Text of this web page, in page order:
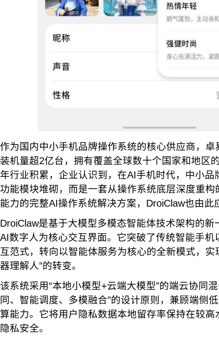
作为国内中小手机品牌操作系统的核心供应商，
装机量超2亿台，拥有覆盖全球数十个国家和地区
年行业积累，企业认识到，在AI手机时代，中小品
功能模块堆砌，而是一套从操作系统底层深度重
能力的完整AI操作系统解决方案，DroiClaw也由此
DroiClaw是基于大模型多模态智能体技术架构的
AI数字人为核心交互界面。它突破了传统智能手机
互范式，转向以智能体服务为核心的全新模式，实
器理解人”的转变。
该系统采用“本地小模型+云端大模型”的端云协同
同、智能调度、多模融合”的设计原则，兼顾端侧
算能力。它将用户隐私数据本地留存率保持在较
隐私安全。